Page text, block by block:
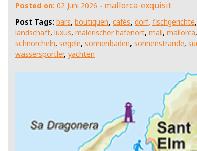
Posted on: 02 Juni 2026 - mallorca-exquisit
Post Tags: bars, boutiquen, cafés, dorf, fischgerichte,
landschaft, luxus, malerischer hafenort, mall, mallorca,
schnorcheln, segeln, sonnenbaden, sonnenstrände,
wassersportler, yachten